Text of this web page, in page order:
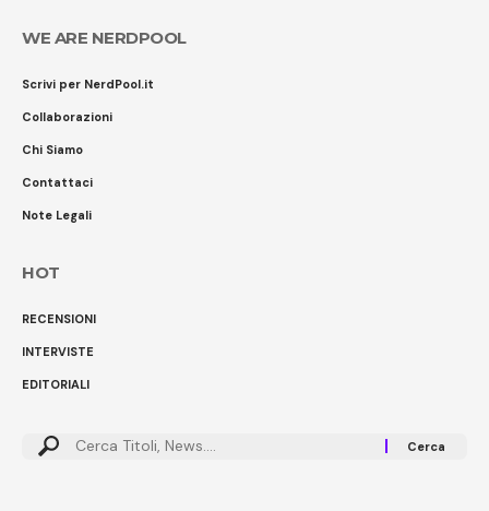
WE ARE NERDPOOL
Scrivi per NerdPool.it
Collaborazioni
Chi Siamo
Contattaci
Note Legali
HOT
RECENSIONI
INTERVISTE
EDITORIALI
Cerca: